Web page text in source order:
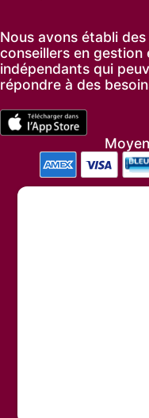
Nous avons établi
conseillers en
indépendants qui
répondre à des